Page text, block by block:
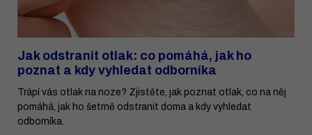
Jak odstranit otlak: co pomáhá, jak ho
poznat a kdy vyhledat odborníka
Trápí vás otlak na noze? Zjistěte, jak poznat otlak, co na něj
pomáhá, jak ho šetrně odstranit doma a kdy vyhledat
odborníka.